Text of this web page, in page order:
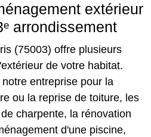
extérieur
arrondissement
(75003) offre plusieurs
de votre habitat.
entreprise pour la
ou la reprise de toiture, les
charpente, la rénovation
d'une piscine,